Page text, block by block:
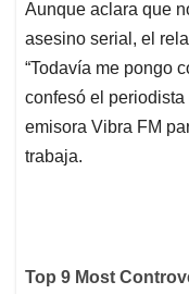
Aunque aclara que
asesino serial, el
“Todavía me pongo
confesó el
emisora Vibra FM
trabaja.